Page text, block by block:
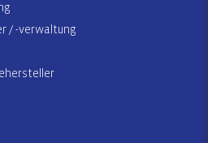
/ -verwaltung